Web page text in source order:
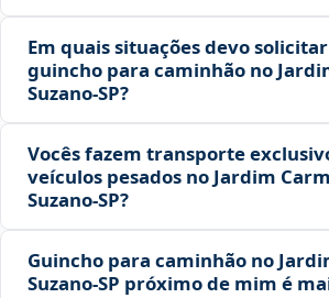
Em quais situações devo
guincho para caminhão no
Suzano‑SP?
Vocês fazem transporte
veículos pesados no Jardim
Suzano‑SP?
Guincho para caminhão no
Suzano‑SP próximo de mim é